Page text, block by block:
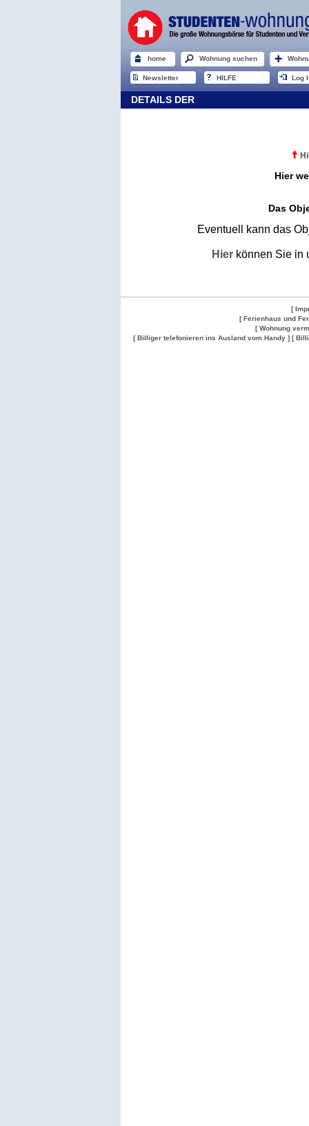
home Wohnung suchen
Newsletter HILFE Log
DETAILS DER
Hier
Das
Eventuell kann das
Hier können Sie in
[
[ Ferienhaus und
[ Wohnung
[ Billiger telefonieren ins Ausland vom Handy ] [